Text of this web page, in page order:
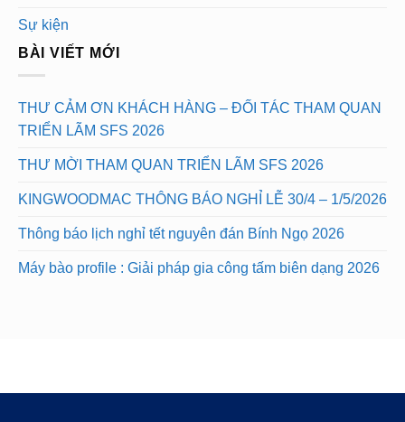
Sự kiện
BÀI VIẾT MỚI
THƯ CẢM ƠN KHÁCH HÀNG – ĐỐI TÁC THAM QUAN
TRIỂN LÃM SFS 2026
THƯ MỜI THAM QUAN TRIỂN LÃM SFS 2026
KINGWOODMAC THÔNG BÁO NGHỈ LỄ 30/4 – 1/5/2026
Thông báo lịch nghỉ tết nguyên đán Bính Ngọ 2026
Máy bào profile : Giải pháp gia công tấm biên dạng 2026